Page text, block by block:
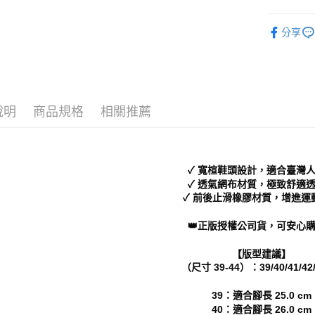
付」結帳
３．收到
／ATM／
交易，需
求債權轉
２．關於
https://
「AFTEE
４．使用
即時審查
５．嚴禁
形，恩沛
每筆
每筆
海外宅配
分享
明 商品規格 相關推薦
✓ 寬楦鞋頭設計，適合臺灣
✓ 透氣網布材質，極致舒適
✓ 前後止滑橡膠材質，增進運
👑正版授權公司貨，可安心
【版型建議】
（尺寸 39-44）：39/40/41/
39：適合腳長 25.0 cm
40：適合腳長 26.0 cm